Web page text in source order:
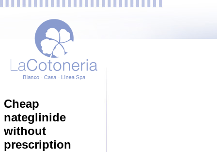
Cheap
nateglinide
without
prescription